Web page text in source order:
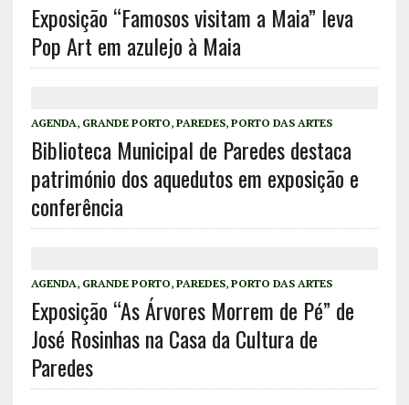
Exposição “Famosos visitam a Maia” leva
Pop Art em azulejo à Maia
AGENDA, GRANDE PORTO, PAREDES, PORTO DAS ARTES
Biblioteca Municipal de Paredes destaca
património dos aquedutos em exposição e
conferência
AGENDA, GRANDE PORTO, PAREDES, PORTO DAS ARTES
Exposição “As Árvores Morrem de Pé” de
José Rosinhas na Casa da Cultura de
Paredes